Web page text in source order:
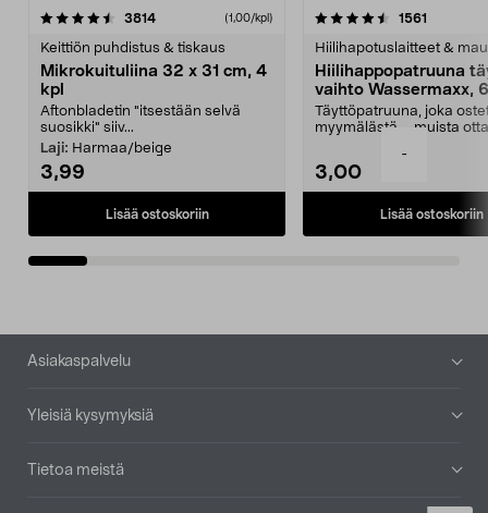
-
3814arvostelut (1,00/kpl)
Keittiön puhdistus & tiskaus
Mikrokuituliina 32 x 31 cm, 4
kpl
Aftonbladetin "itsestään selvä
suosikki" siiv...
Laji: Harmaa/beige
3,99
Lisää ostoskoriin
4.5viidestä
1561
Hiilihapotuslaitteet &
Hiilihappopatruuna
vaihto Wassermaxx,
Täyttöpatruuna, joka
myymälästä – muista
3,00
Lisää ostoskoriin
4.5viidestä
Alatunniste
Asiakaspalvelu
Yleisiä kysymyksiä
Tietoa meistä